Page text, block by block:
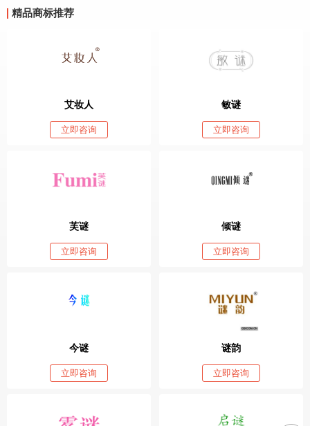
精品商标推荐
艾妆人
立即咨询
敏谜
立即咨询
芙谜
立即咨询
倾谜
立即咨询
今谜
立即咨询
谜韵
立即咨询